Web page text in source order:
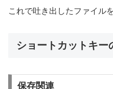
これで吐き出したファイル
ショートカットキー
保存関連